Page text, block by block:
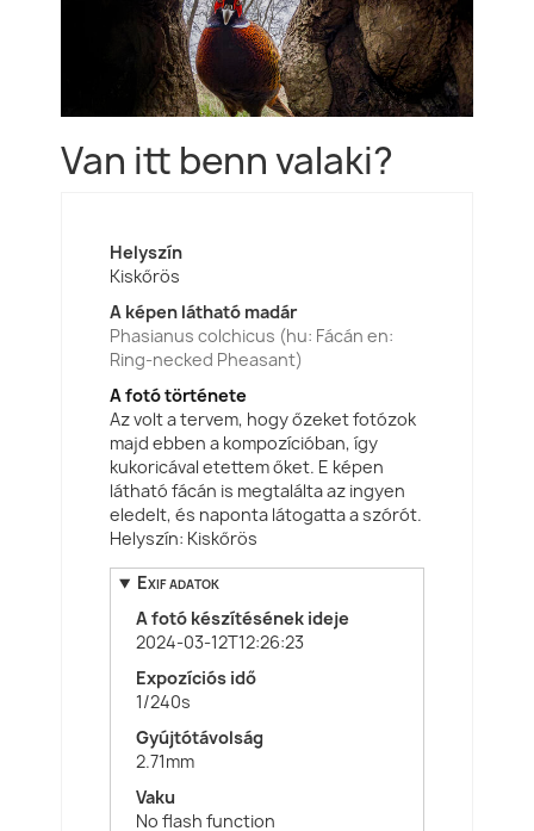
Van itt benn valaki?
Helyszín
Kiskőrös
A képen látható madár
Phasianus colchicus (hu: Fácán en:
Ring-necked Pheasant)
A fotó története
Az volt a tervem, hogy őzeket fotózok
majd ebben a kompozícióban, így
kukoricával etettem őket. E képen
látható fácán is megtalálta az ingyen
eledelt, és naponta látogatta a szórót.
Helyszín: Kiskőrös
Exif adatok
A fotó készítésének ideje
2024-03-12T12:26:23
Expozíciós idő
1/240s
Gyújtótávolság
2.71mm
Vaku
No flash function